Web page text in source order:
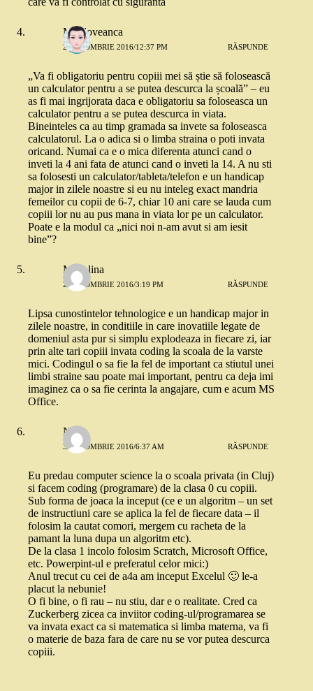
Moldoveanca
2 OCTOMBRIE 2016/12:37 PM RĂSPUNDE
„Va fi obligatoriu pentru copiii mei să știe să folosească
un calculator pentru a se putea descurca la școală” – eu
as fi mai ingrijorata daca e obligatoriu sa foloseasca un
calculator pentru a se putea descurca in viata.
Bineinteles ca au timp gramada sa invete sa foloseasca
calculatorul. La o adica si o limba straina o poti invata
oricand. Numai ca e o mica diferenta atunci cand o
inveti la 4 ani fata de atunci cand o inveti la 14. A nu sti
sa folosesti un calculator/tableta/telefon e un handicap
major in zilele noastre si eu nu inteleg exact mandria
femeilor cu copii de 6-7, chiar 10 ani care se lauda cum
copiii lor nu au pus mana in viata lor pe un calculator.
Poate e la modul ca „nici noi n-am avut si am iesit
bine”?
Madalina
2 OCTOMBRIE 2016/3:19 PM RĂSPUNDE
Lipsa cunostintelor tehnologice e un handicap major in
zilele noastre, in conditiile in care inovatiile legate de
domeniul asta pur si simplu explodeaza in fiecare zi, iar
prin alte tari copiii invata coding la scoala de la varste
mici. Codingul o sa fie la fel de important ca stiutul unei
limbi straine sau poate mai important, pentru ca deja imi
imaginez ca o sa fie cerinta la angajare, cum e acum MS
Office.
Natty
3 OCTOMBRIE 2016/6:37 AM RĂSPUNDE
Eu predau computer science la o scoala privata (in Cluj)
si facem coding (programare) de la clasa 0 cu copiii.
Sub forma de joaca la inceput (ce e un algoritm – un set
de instructiuni care se aplica la fel de fiecare data – il
folosim la cautat comori, mergem cu racheta de la
pamant la luna dupa un algoritm etc).
De la clasa 1 incolo folosim Scratch, Microsoft Office,
etc. Powerpint-ul e preferatul celor mici:)
Anul trecut cu cei de a4a am inceput Excelul 🙂 le-a
placut la nebunie!
O fi bine, o fi rau – nu stiu, dar e o realitate. Cred ca
Zuckerberg zicea ca inviitor coding-ul/programarea se
va invata exact ca si matematica si limba materna, va fi
o materie de baza fara de care nu se vor putea descurca
copiii.